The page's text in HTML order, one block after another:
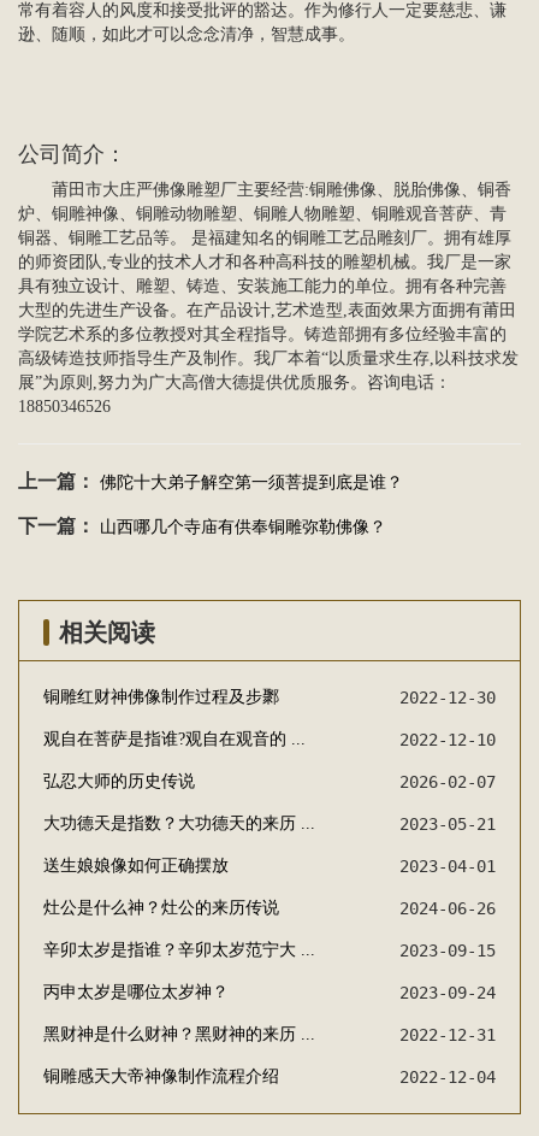
常有着容人的风度和接受批评的豁达。作为修行人一定要慈悲、谦
逊、随顺，如此才可以念念清净，智慧成事。
公司简介 ：
莆田市大庄严佛像雕塑厂主要经营:铜雕佛像、脱胎佛像、 铜香
炉、铜雕神像、铜雕动物雕塑、铜雕人物雕塑、 铜雕观音菩萨、青
铜器、 铜雕工艺品等。 是福建知名的铜雕工艺品雕刻厂。拥有雄厚
的师资团队,专业的技术人才和各种高科技的雕塑机械。我厂是一家
具有独立设计、雕塑、铸造、安装施工能力的单位。拥有各种完善
大型的先进生产设备。在产品设计,艺术造型,表面效果方面拥有莆田
学院艺术系的多位教授对其全程指导。铸造部拥有多位经验丰富的
高级铸造技师指导生产及制作。我厂本着“以质量求生存,以科技求发
展”为原则,努力为广大高僧大德提供优质服务。咨询电话：
18850346526
上一篇： 佛陀十大弟子解空第一须菩提到底是谁？
下一篇： 山西哪几个寺庙有供奉铜雕弥勒佛像？
相关阅读
铜雕红财神佛像制作过程及步鄹 2022-12-30
观自在菩萨是指谁?观自在观音的 ... 2022-12-10
弘忍大师的历史传说 2026-02-07
大功德天是指数？大功德天的来历 ... 2023-05-21
送生娘娘像如何正确摆放 2023-04-01
灶公是什么神？灶公的来历传说 2024-06-26
辛卯太岁是指谁？辛卯太岁范宁大 ... 2023-09-15
丙申太岁是哪位太岁神？ 2023-09-24
黑财神是什么财神？黑财神的来历 ... 2022-12-31
铜雕感天大帝神像制作流程介绍 2022-12-04